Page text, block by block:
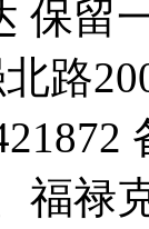
保留
路
福禄